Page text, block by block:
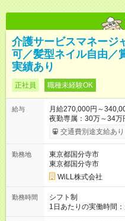
介護サービスマネー
可／髪型ネイル自由／
実績あり
正社員 職種未経験OK
給与
月給270,000円～
夜勤専属：30万～34
属：27万～28万円 【試用期間】試用期間あり 試用期間の長さ：
3ヶ月 ※ 雇用形態と給
交通費別途支給あり
勤務地
東京都国分寺市
東京都国分寺市
WiLL株式会社
勤務時間
シフト制
1日あたりの実働時間
8時間） 【アルバイト】週1日・8hから勤務可能 ◎勤務例 日勤／